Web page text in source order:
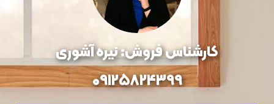
کارشناس فروش: نیره آشوری
09125824399